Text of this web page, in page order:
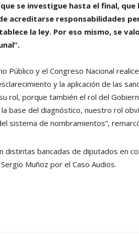
se investigue hasta el final, que
acreditarse responsabilidades
la ley. Por eso mismo, se
Público y el Congreso Nacional
y la aplicación de las
rol, porque también el rol del
base del diagnóstico, nuestro rol
sistema de nombramientos”,
distintas bancadas de diputados en
Muñoz por el Caso Audios.